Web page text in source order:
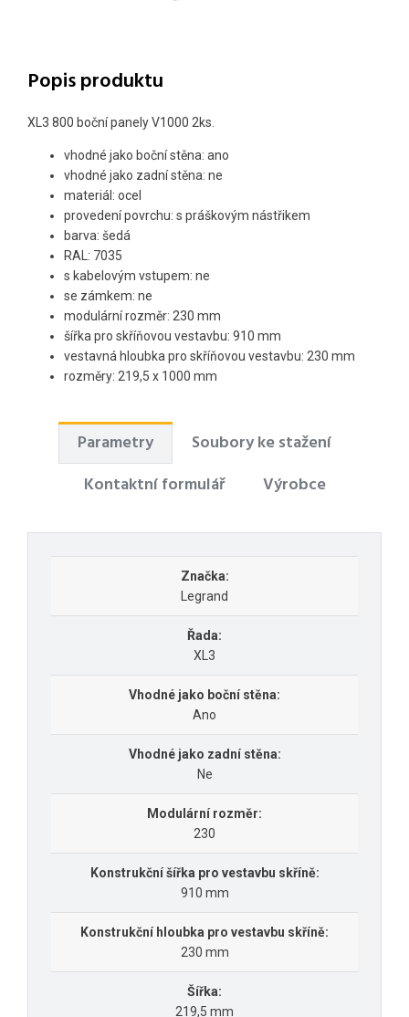
Popis produktu
XL3 800 boční panely V1000 2ks.
vhodné jako boční stěna: ano
vhodné jako zadní stěna: ne
materiál: ocel
provedení povrchu: s práškovým nástřikem
barva: šedá
RAL: 7035
s kabelovým vstupem: ne
se zámkem: ne
modulární rozměr: 230 mm
šířka pro skříňovou vestavbu: 910 mm
vestavná hloubka pro skříňovou vestavbu: 230 mm
rozměry: 219,5 x 1000 mm
Parametry
Soubory ke stažení
Kontaktní formulář
Výrobce
Značka:
Legrand
Řada:
XL3
Vhodné jako boční stěna:
Ano
Vhodné jako zadní stěna:
Ne
Modulární rozměr:
230
Konstrukční šířka pro vestavbu skříně:
910 mm
Konstrukční hloubka pro vestavbu skříně:
230 mm
Šířka:
219,5 mm